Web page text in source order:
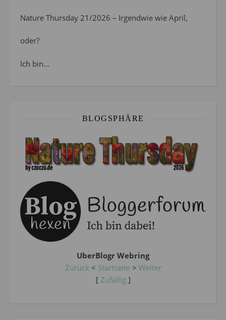
Nature Thursday 21/2026 – Irgendwie wie April,
oder?
Ich bin…
BLOGSPHÄRE
UberBlogr Webring
Zurück < Startseite> Weiter
[ Zufällig]